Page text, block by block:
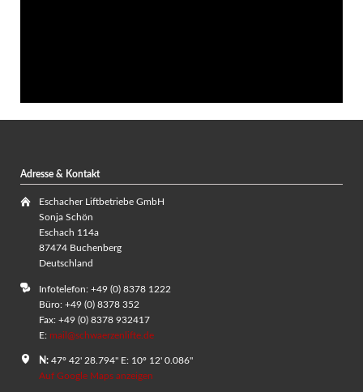
Adresse & Kontakt
Eschacher Liftbetriebe GmbH
Sonja Schön
Eschach 114a
87474 Buchenberg
Deutschland
Infotelefon: +49 (0) 8378 1222
Büro: +49 (0) 8378 352
Fax: +49 (0) 8378 932417
E: mail@schwaerzenlifte.de
N:47º 42' 28.794" E: 10º 12' 0.086"
Auf Google Maps anzeigen